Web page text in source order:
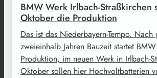
BMW Werk Irlbach-Straßkirchen
Oktober die Produktion
Das ist das Niederbayern-Tempo. Nach
zweieinhalb Jahren Bauzeit startet
Produktion, im neuen Werk in Irlbach-
Oktober sollen hier Hochvoltbatterien